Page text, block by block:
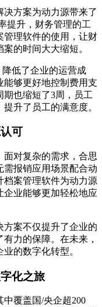
方案为动力源带来了
提升，财务管理的工
管理软件的使用，让财
的时间大大缩短。
低了企业的运营成
够更好地控制费用支
也缩短了3周，员工
升了员工的满意度。
可
对复杂的需求，合思
需报销应用场景配合动
档案管理软件为动力源
企业能够更加轻松地应
案不仅提升了企业的
力的保障。在未来，
的数字化转型。
化之旅
中覆盖国/央企超200